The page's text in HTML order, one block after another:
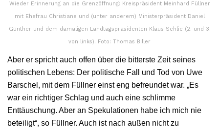
Wieder Erinnerung an die Grenzöffnung: Kreispräsident Meinhard Füllner
mit Ehefrau Christiane und (unter anderem) Ministerpräsident Daniel
Günther und dem damaligen Landtagspräsidenten Klaus Schlie (2. und 3.
von links). Foto: Thomas Biller
Aber er spricht auch offen über die bitterste Zeit seines
politischen Lebens: Der politische Fall und Tod von Uwe
Barschel, mit dem Füllner einst eng befreundet war. „Es
war ein richtiger Schlag und auch eine schlimme
Enttäuschung. Aber an Spekulationen habe ich mich nie
beteiligt“, so Füllner. Auch ist nach außen nicht zu